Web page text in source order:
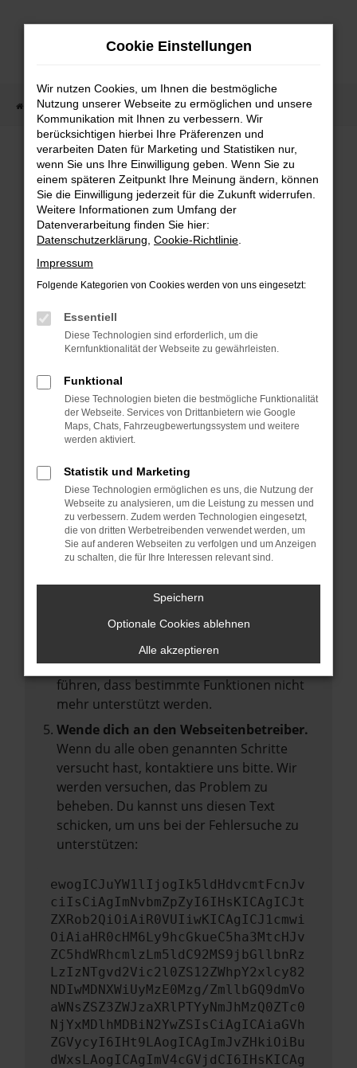
Zum
Startseite Fahrzeugangebote Fahrzeugmarkt
Fahrzeugmarkt
Fehler: Network Error
Beim Laden ist ein Fehler aufgetreten.
Hier sind ein paar Tipps, die dir helfen können:
Überprüfe deine Firewall und deine
Internetverbindung.
deine Suchmaschine?
Prüfe deine Browsererweiterungen.
Manche Erweiterungen, wie Werbeblocker,
können das Laden bestimmter Seiten
anderen Browser oder in einem privaten
Fenster?
Starte dein Gerät neu.
Das kann manchmal helfen,
vorübergehende Probleme zu beheben.
Stelle sicher, dass dein Browser und dein
Betriebssystem auf dem neuesten Stand
Veraltete Software birgt nicht nur ein
Sicherheitsrisiko, sondern kann auch dazu
führen, dass bestimmte Funktionen nicht
mehr unterstützt werden.
Wende dich an den Webseitenbetreiber.
Wenn du alle oben genannten Schritte
versucht hast, kontaktiere uns bitte. Wir
werden versuchen, das Problem zu
beheben. Du kannst uns diesen Text
schicken, um uns bei der Fehlersuche zu
unterstützen:
ewogICJuYW1lIjogIk5ldHdvcmtFcnJv
ciIsCiAgImNvbmZpZyI6IHsKICAgICJt
ZXRob2QiOiAiR0VUIiwKICAgICJ1cmwi
OiAiaHR0cHM6Ly9hcGkueC5ha3MtcHJv
ZC5hdWRhcmlzLm5ldC92MS9jbGllbnRz
LzIzNTgvd2Vic2l0ZS12ZWhpY2xlcy82
NDIwMDNXWiUyMzE0Mzg/ZmllbGQ9dmVo
aWNsZSZ3ZWJzaXRlPTYyNmJhMzQ0ZTc0
NjYxMDlhMDBiN2YwZSIsCiAgICAiaGVh
ZGVycyI6IHt9LAogICAgImJvZHkiOiBu
dWxsLAogICAgImV4cGVjdCI6IHsKICAg
Cookie Einstellungen
Wir nutzen Cookies, um Ihnen die bestmögliche
Nutzung unserer Webseite zu ermöglichen und unsere
Kommunikation mit Ihnen zu verbessern. Wir
berücksichtigen hierbei Ihre Präferenzen und
verarbeiten Daten für Marketing und Statistiken nur,
wenn Sie uns Ihre Einwilligung geben. Wenn Sie zu
einem späteren Zeitpunkt Ihre Meinung ändern, können
Sie die Einwilligung jederzeit für die Zukunft widerrufen.
Weitere Informationen zum Umfang der
Datenverarbeitung finden Sie hier:
Datenschutzerklärung Cookie-Richtlinie
Impressum
Folgende Kategorien von Cookies werden von uns eingesetzt:
Essentiell
Diese Technologien sind erforderlich, um die
Kernfunktionalität der Webseite zu gewährleisten.
Funktional
Diese Technologien bieten die bestmögliche Funktionalität
der Webseite. Services von Drittanbietern wie Google
Maps, Chats, Fahrzeugbewertungssystem und weitere
werden aktiviert.
Statistik und Marketing
Diese Technologien ermöglichen es uns, die Nutzung der
Webseite zu analysieren, um die Leistung zu messen und
zu verbessern. Zudem werden Technologien eingesetzt,
die von dritten Werbetreibenden verwendet werden, um
Sie auf anderen Webseiten zu verfolgen und um Anzeigen
zu schalten, die für Ihre Interessen relevant sind.
Speichern
Optionale Cookies ablehnen
Alle akzeptieren